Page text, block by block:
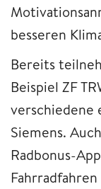
besseren
Bereits
Beispiel ZF
verschiedene
Siemens.
Radbonus-